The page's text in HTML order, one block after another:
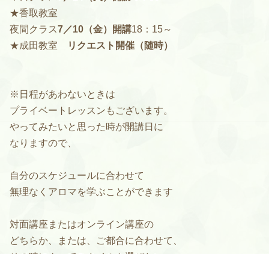
★香取教室
夜間クラス7／10（金）開講18：15～
★成田教室
リクエスト開催（随時）
※日程があわないときは
プライベートレッスンもございます。
やってみたいと思った時が開講日に
なりますので、
自分のスケジュールに合わせて
無理なくアロマを学ぶことができます
対面講座またはオンライン講座の
どちらか、または、ご都合に合わせて、